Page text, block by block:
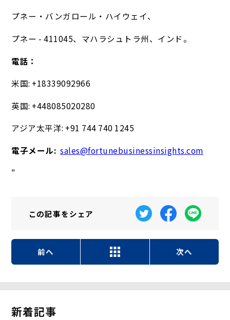
プネー・バンガロール・ハイウェイ、
プネー - 411045、マハラシュトラ州、インド。
電話：
米国: +18339092966
英国: +448085020280
アジア太平洋: +91 744 740 1245
電子メール: sales@fortunebusinessinsights.com
"
この記事をシェア
前へ 次へ
新着記事